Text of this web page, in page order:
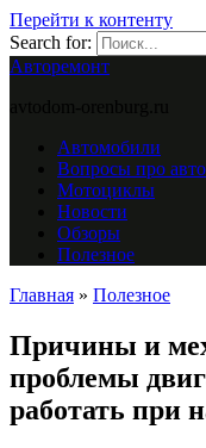
Перейти к контенту
Search for:
Авторемонт
Автомобили
Вопросы про авто
Мотоциклы
Новости
Обзоры
Полезное
Главная » Полезное
Причины и
проблемы
работать при